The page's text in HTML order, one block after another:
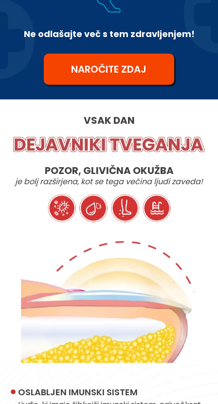
Ne odlašajte več s tem zdravljenjem!
NAROČITE ZDAJ
VSAK DAN
POZOR, GLIVIČNA OKUŽBA
je bolj razširjena, kot se tega večina ljudi zaveda!
OSLABLJEN IMUNSKI SISTEM